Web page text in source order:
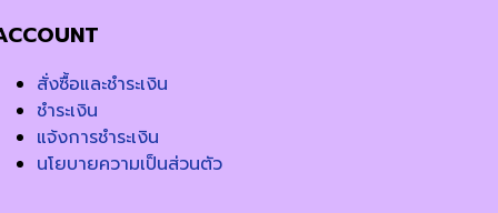
สั่งซื้อและชำระเงิน
ชำระเงิน
แจ้งการชำระเงิน
นโยบายความเป็นส่วนตัว